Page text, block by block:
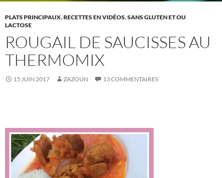
PLATS PRINCIPAUX,RECETTES EN VIDÉOS,SANS GLUTEN ET OU
LACTOSE
ROUGAIL DE SAUCISSES AU
THERMOMIX
15 JUIN 2017 ZAZOUN 13 COMMENTAIRES